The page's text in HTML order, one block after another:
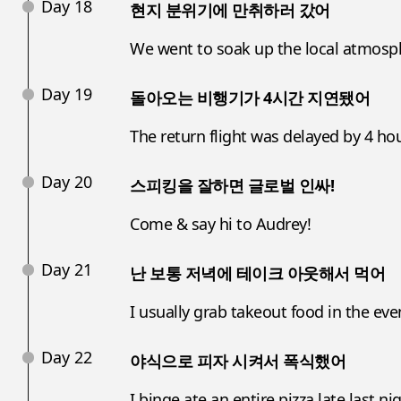
Day 18
현지 분위기에 만취하러 갔어
We went to soak up the local
Day 19
돌아오는 비행기가 4시간 지연됐어
The return flight was delayed by 4
Day 20
스피킹을 잘하면 글로벌 인싸!
Come & say hi to Audrey!
Day 21
난 보통 저녁에 테이크 아웃해서 먹어
I usually grab takeout food in the
Day 22
야식으로 피자 시켜서 폭식했어